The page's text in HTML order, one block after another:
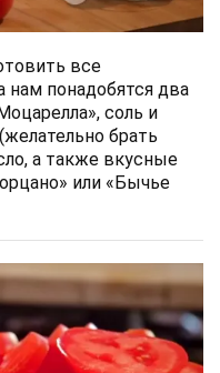
все
нам понадобятся два
соль и
брать
а также вкусные
или «Бычье